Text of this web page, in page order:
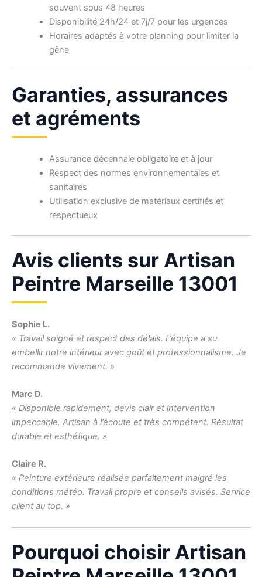
souvent sous 48 heures
Disponibilité 24h/24 et 7j/7 pour les urgences
Horaires adaptés à votre planning pour limiter la
gêne
Garanties, assurances
et agréments
Assurance décennale obligatoire et à jour
Respect des normes environnementales et
sanitaires
Utilisation exclusive de matériaux certifiés et
respectueux
Avis clients sur Artisan
Peintre Marseille 13001
Sophie L.
« Travail soigné et respect des délais. L’équipe a su
embellir notre intérieur avec goût et professionnalisme. Je
recommande vivement. »
Marc D.
« Disponible rapidement, devis clair et intervention
impeccable. Artisan à l’écoute et très compétent. Résultat
durable et esthétique. »
Claire R.
« Peinture extérieure réalisée parfaitement malgré les
conditions météo. Travail propre et conseils avisés. Service
client au top. »
Pourquoi choisir Artisan